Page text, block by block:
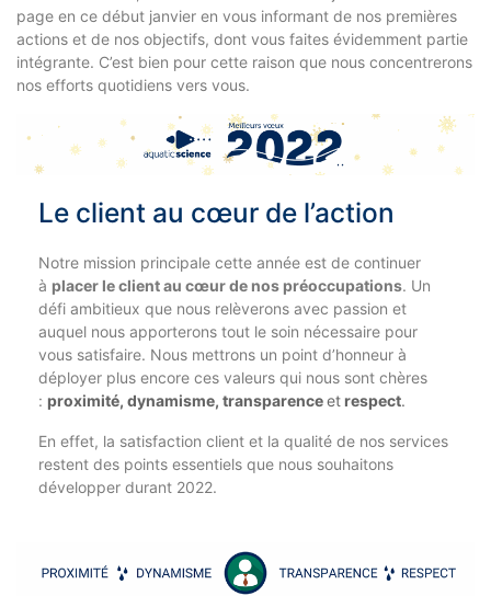
page en ce début janvier en vous informant de nos premières
actions et de nos objectifs, dont vous faites évidemment partie
intégrante. C’est bien pour cette raison que nous concentrerons
nos efforts quotidiens vers vous.
Le client au cœur de l’action
Notre mission principale cette année est de continuer
à placer le client au cœur de nos préoccupations. Un
défi ambitieux que nous relèverons avec passion et
auquel nous apporterons tout le soin nécessaire pour
vous satisfaire. Nous mettrons un point d’honneur à
déployer plus encore ces valeurs qui nous sont chères
: proximité, dynamisme, transparenceetrespect.
En effet, la satisfaction client et la qualité de nos services
restent des points essentiels que nous souhaitons
développer durant 2022.